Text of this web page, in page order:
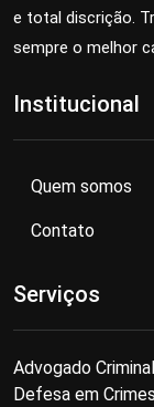
e total discrição.
sempre o melhor
Institucional
Quem somos
Contato
Serviços
Advogado
Defesa em